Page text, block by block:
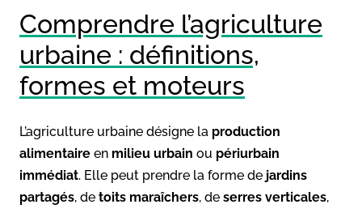
Comprendre l’agriculture
urbaine : définitions,
formes et moteurs
L’agriculture urbaine désigne la production
alimentaire en milieu urbain ou périurbain
immédiat. Elle peut prendre la forme de jardins
partagés, de toits maraîchers, de serres verticales,